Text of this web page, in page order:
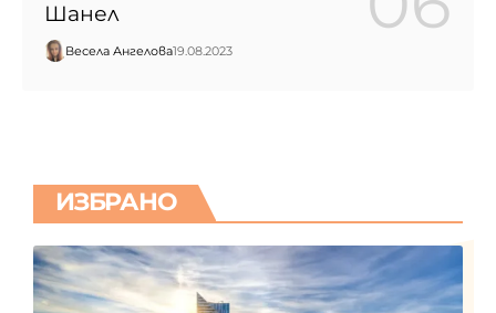
Шанел
Весела Ангелова19.08.2023
ИЗБРАНО